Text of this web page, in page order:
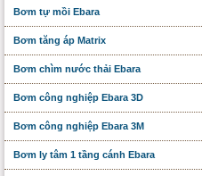
Bơm tự mồi Ebara
Bơm tăng áp Matrix
Bơm chìm nước thải Ebara
Bơm công nghiệp Ebara 3D
Bơm công nghiệp Ebara 3M
Bơm ly tâm 1 tầng cánh Ebara